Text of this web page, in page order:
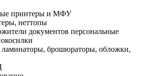
принтеры и МФУ
неттопы
документов персональные
брошюраторы, обложки,